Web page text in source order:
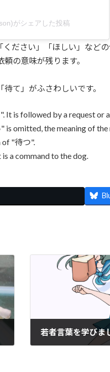
がシェアした投稿
ください」「ほしい」など
の意味が残ります。
て」がふさわしいです。
is followed by a request or
omitted, the meaning of the
of "待つ".
a command to the dog.